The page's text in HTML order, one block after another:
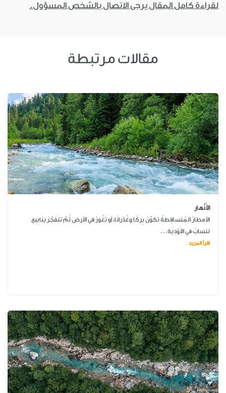
لقراءة كامل المقال يرجى الاتصال بالشخص المسؤول.
مقالات مرتبطة
الأَنْهار
الأمطارُ المُتساقِطةُ تكَوِّنُ بِرَكًا وغُدْرانًا، أو تَغُورُ في الأرض ثُمَّ تتَفَجَّرُ يَنَابِيعَ
تنسابُ في الأَوْدِيَة...
اقرأ المزيد